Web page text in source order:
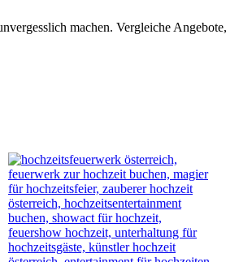
machen. Vergleiche Angebote,